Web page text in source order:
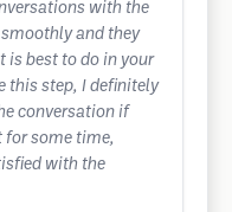
with the
and they
is best to do in your
this step, I definitely
conversation if
for some time,
with the